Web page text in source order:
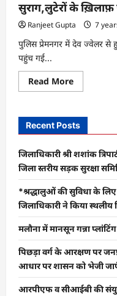
सुराग,लुटेरों के
Ranjeet Gupta 7
पुलिस प्रेमनगर में देव ज्वेलर से
पहुंच गई...
Read MoreRead
more
फुटेज
के
अवलोकन
पुलिस
को
मिले
अहम
सुराग,लुटेरों
के
ख़िलाफ़
फैलाया
जाल…
Recent Posts
जिलाधिकारी श्री शशांक
जिला स्तरीय सड़क सुरक्षा
*श्रद्धालुओं की सुविधा के लिए
जिलाधिकारी ने किया स्थलीय
मलौना में मानसून गन्ना
पिछड़ा वर्ग के आरक्षण पर
आधार पर शासन को भेजी
आरपीएफ व सीआईबी की